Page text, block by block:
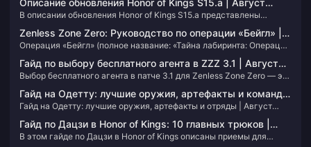
Описание обновления Honor of Kings S15.a | Август
2026
В описании обновления Honor of Kings S15.a представлены
первые балансные правки середины сезона 15, которые вышли в
эфир 30 июля 2026 года. Добавьте эту страницу в закладки. Мы
обновляем таблицы с выходом следующего пропуска героев.
Zenless Zone Zero: Руководство по операции «Бейгл» |
Август 2026
Операция «Бейгл» (полное название: «Тайна лабиринта: Операция
Бейгл») — это постоянный режим эвакуации в Zenless Zone Zero,
появившийся в версии 3.1. Вам предстоит погружаться в
зараженную Каверну, улучшать снаряжение прямо во время
забега, собирать ценности и успевать эвакуироваться до
истечения таймера. Эта страница регулярно обновляется с
учетом смены сезонных поручений, ассортимента магазинов и
правил карт.
Гайд по выбору бесплатного агента в ZZZ 3.1 | Август
2026
Выбор бесплатного агента в патче 3.1 для Zenless Zone Zero — это
годовщины: один ограниченный S-агент и один ограниченный S-
амплификатор из пула подарков к годовщине Марселя. На этой
странице рассказывается, кого выбрать для своего отряда и как
подбирать под него амплификатор. Добавьте страницу в закладки
— мы обновляем ее при изменении сроков события или меты.
Гайд на Одетту: лучшие оружия, артефакты и команды
| Август 2026
Гайд на Одетту: лучшие оружия, артефакты и отряды | Август
Гайд по Дацзи в Honor of Kings: 10 главных трюков |
Август 2026
В этом гайде по Дацзи в Honor of Kings описаны приемы для